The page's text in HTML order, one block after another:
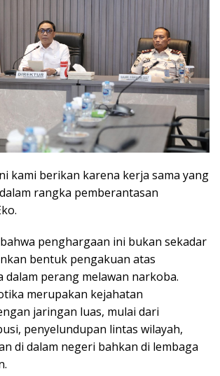
kami berikan karena kerja sama yang
rangka pemberantasan
penghargaan ini bukan sekadar
bentuk pengakuan atas
perang melawan narkoba.
merupakan kejahatan
jaringan luas, mulai dari
penyelundupan lintas wilayah,
di dalam negeri bahkan di lembaga